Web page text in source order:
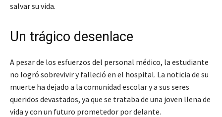
salvar su vida.
Un trágico desenlace
A pesar de los esfuerzos del personal médico, la estudiante
no logró sobrevivir y falleció en el hospital. La noticia de su
muerte ha dejado a la comunidad escolar y a sus seres
queridos devastados, ya que se trataba de una joven llena de
vida y con un futuro prometedor por delante.